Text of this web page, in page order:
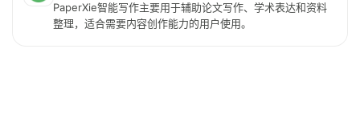
PaperXie智能写作主要用于辅助论文写作、学术表达和资料
整理，适合需要内容创作能力的用户使用。